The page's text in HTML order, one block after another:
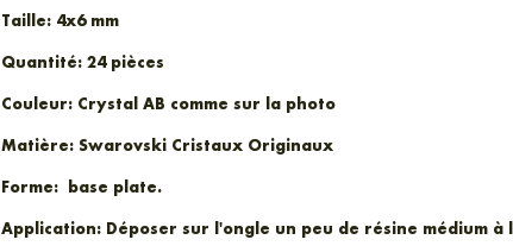
Taille:4x6 mm
Quantité:24 pièces
Couleur:Crystal AB comme sur la photo
Matière:Swarovski Cristaux Originaux
Forme: base plate.
Application: Déposer sur l'ongle un peu de résine médium